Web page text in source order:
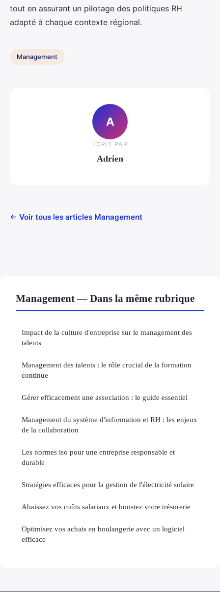
tout en assurant un pilotage des politiques RH
adapté à chaque contexte régional.
Management
A
ECRIT PAR
Adrien
← Voir tous les articles Management
Management — Dans la même rubrique
Impact de la culture d'entreprise sur le management des
talents
Management des talents : le rôle crucial de la formation
continue
Gérer efficacement une association : le guide essentiel
Management du système d'information et RH : les enjeux
de la collaboration
Les normes iso pour une entreprise responsable et
durable
Stratégies efficaces pour la gestion de l'électricité solaire
Abaissez vos coûts salariaux et boostez votre trésorerie
Optimisez vos achats en boulangerie avec un logiciel
efficace